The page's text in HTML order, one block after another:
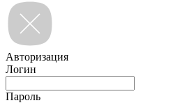
Авторизация
Логин
Пароль